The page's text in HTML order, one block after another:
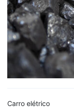
Carro elétrico